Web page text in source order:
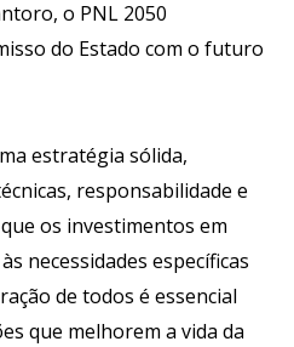
o PNL 2050
do Estado com o futuro
estratégia sólida,
responsabilidade e
os investimentos em
necessidades específicas
de todos é essencial
que melhorem a vida da